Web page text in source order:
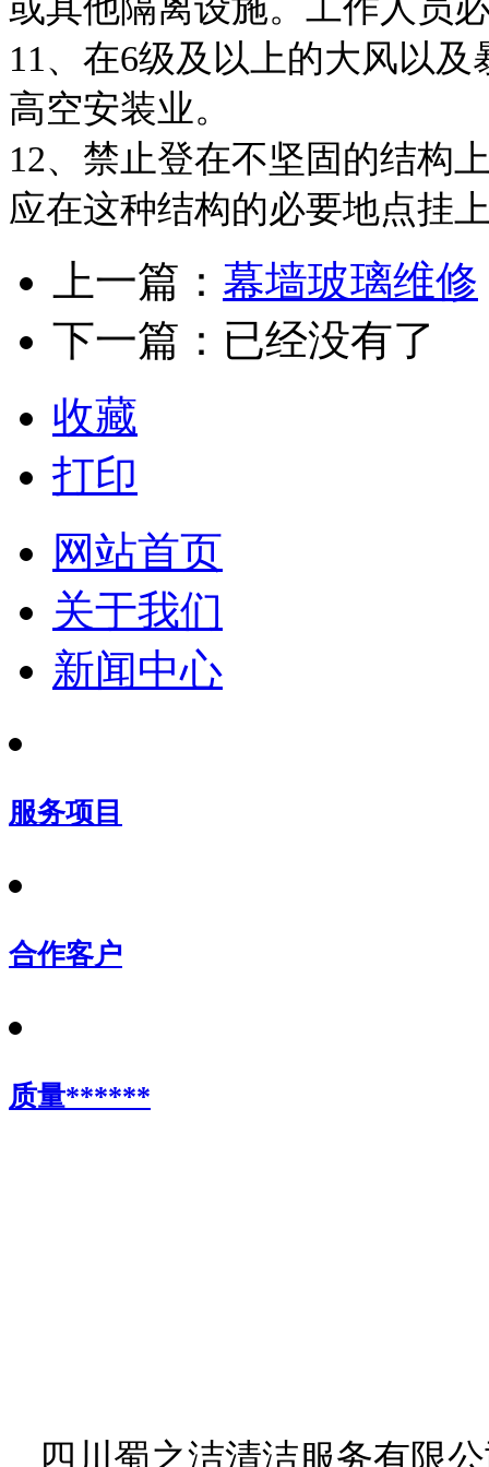
11、在6级及以上的大风以
高空安装业。
12、禁止登在不坚固的结构
应在这种结构的必要地点挂
上一篇： 幕墙玻璃维修
下一篇：已经没有了
收藏
打印
网站首页
关于我们
新闻中心
服务项目
合作客户
质量******
四川蜀之洁清洁服务有限